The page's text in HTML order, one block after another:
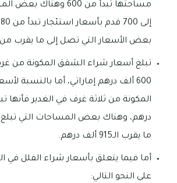
مساحتها تبدأ من 600
بعض الأسعار التي تصل إلى ما يقرب من 750 ألف درهم.
تبلغ أسعار شراء الشقق المكونة من
600 ألف درهم إماراتي، أما بالنسبة
درهم، وهناك بعض المساحات التي
ما يقرب الـ915 ألف درهم.
أما فيما يتعلق بأسعار شراء الفلل في
على النحو التالي: